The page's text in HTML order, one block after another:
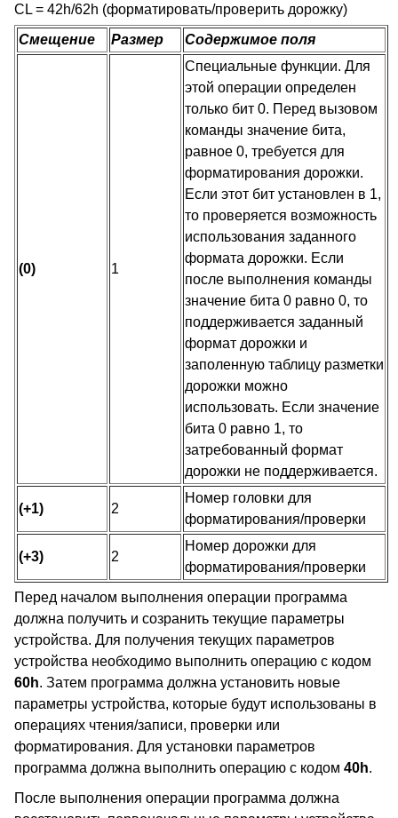
CL = 42h/62h (форматировать/проверить дорожку)
Смещение
Размер Содержимое поля
(0) 1
Специальные функции. Для
этой операции определен
только бит 0. Перед вызовом
команды значение бита,
равное 0, требуется для
форматирования дорожки.
Если этот бит установлен в 1,
то проверяется возможность
использования заданного
формата дорожки. Если
после выполнения команды
значение бита 0 равно 0, то
поддерживается заданный
формат дорожки и
заполенную таблицу разметки
дорожки можно
использовать. Если значение
бита 0 равно 1, то
затребованный формат
дорожки не поддерживается.
(+1) 2
Номер головки для
форматирования/проверки
(+3) 2
Номер дорожки для
форматирования/проверки
Перед началом выполнения операции программа
должна получить и созранить текущие параметры
устройства. Для получения текущих параметров
устройства необходимо выполнить операцию с кодом
60h. Затем программа должна установить новые
параметры устройства, которые будут использованы в
операциях чтения/записи, проверки или
форматирования. Для установки параметров
программа должна выполнить операцию с кодом 40h.
После выполнения операции программа должна